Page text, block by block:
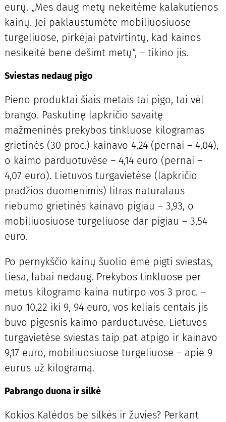
eurų. „Mes daug metų nekeitėme kalakutienos
kainų. Jei paklaustumėte mobiliuosiuose
turgeliuose, pirkėjai patvirtintų, kad kainos
nesikeitė bene dešimt metų“, – tikino jis.
Sviestas nedaug pigo
Pieno produktai šiais metais tai pigo, tai vėl
brango. Paskutinę lapkričio savaitę
mažmeninės prekybos tinkluose kilogramas
grietinės (30 proc.) kainavo 4,24 (pernai – 4,04),
o kaimo parduotuvėse – 4,14 euro (pernai –
4,07 euro). Lietuvos turgavietėse (lapkričio
pradžios duomenimis) litras natūralaus
riebumo grietinės kainavo pigiau – 3,93, o
mobiliuosiuose turgeliuose dar pigiau – 3,54
euro.
Po pernykščio kainų šuolio ėmė pigti sviestas,
tiesa, labai nedaug. Prekybos tinkluose per
metus kilogramo kaina nutirpo vos 3 proc. –
nuo 10,22 iki 9, 94 euro, vos keliais centais jis
buvo pigesnis kaimo parduotuvėse. Lietuvos
turgavietėse sviestas taip pat atpigo ir kainavo
9,17 euro, mobiliuosiuose turgeliuose – apie 9
eurus už kilogramą.
Pabrango duona ir silkė
Kokios Kalėdos be silkės ir žuvies? Perkant